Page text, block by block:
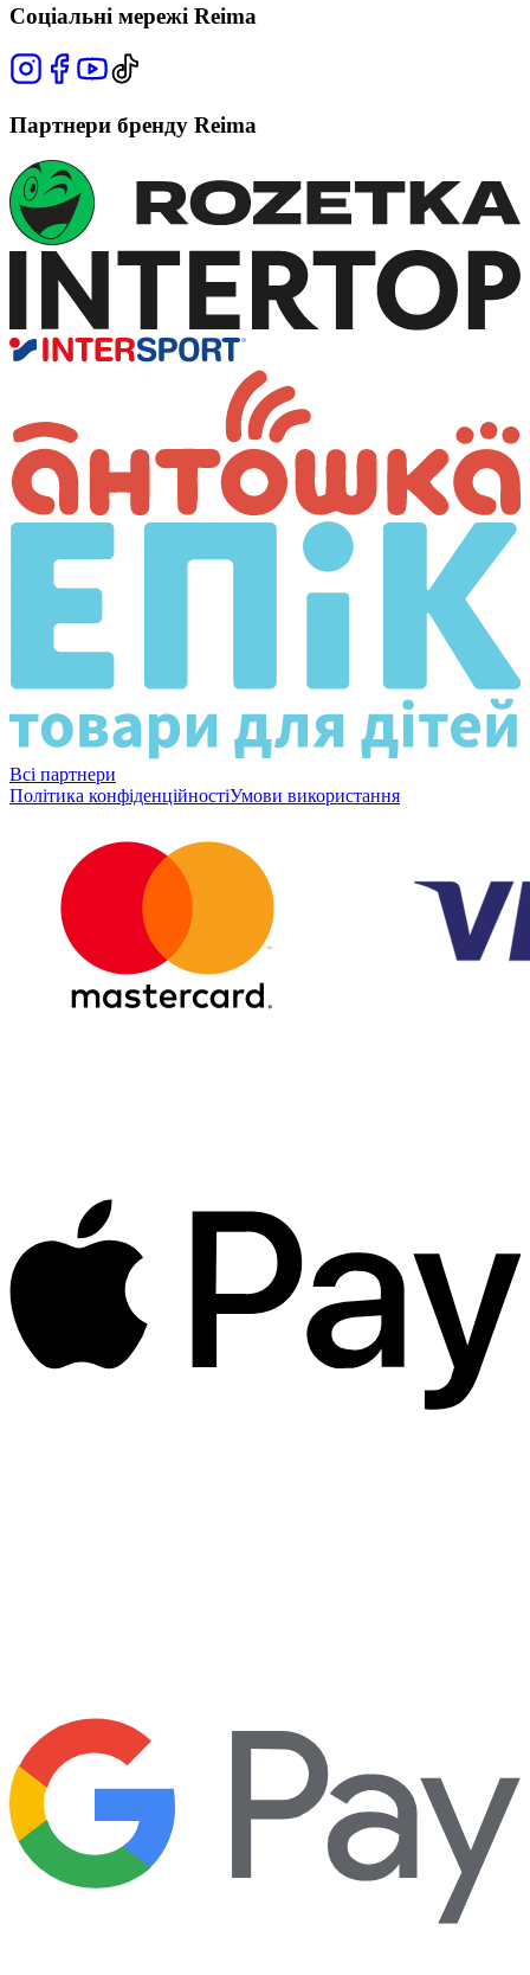
Соціальні мережі Reima
Партнери бренду Reima
Всі партнери
Політика конфіденційностіУмови використання